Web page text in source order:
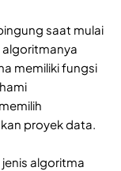
saat mulai
algoritmanya
memiliki fungsi
proyek data.
algoritma